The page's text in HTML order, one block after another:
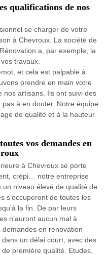
qualifications de nos
se charger de votre
à Chevroux. La société de
a, par exemple, la
travaux.
et cela est palpable à
prendre en main votre
nos artisans. Ils ont suivi des
à en douter. Notre équipe
de qualité et à la hauteur
vos demandes en
à Chevroux se porte
crépi… notre entreprise
niveau élevé de qualité de
s’occuperont de toutes les
la fin. De par leurs
n’auront aucun mal à
en rénovation
un délai court, avec des
première qualité. Etudes,